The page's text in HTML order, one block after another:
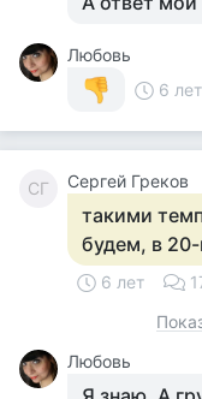
Любовь
6 лет
СГ Сергей Греков
такими
будем, в
6 лет
Любовь